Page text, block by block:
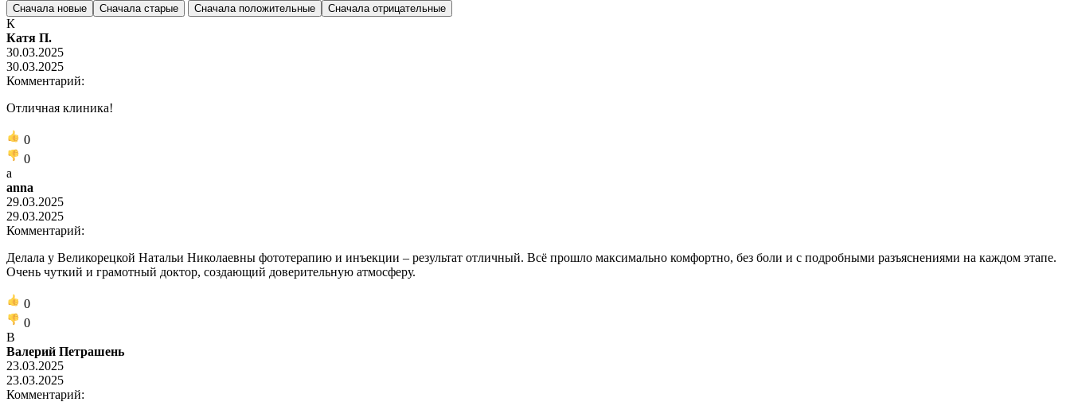
Сначала новые Сначала старые Сначала положительные Сначала отрицательные
К
Катя П.
30.03.2025
30.03.2025
Комментарий:
Отличная клиника!
0
0
a
anna
29.03.2025
29.03.2025
Комментарий:
Делала у Великорецкой Натальи Николаевны фототерапию и инъекции – результат отличный. Всё прошло максимально комфортно, без боли и с подробными разъяснениями на каждом этапе.
Очень чуткий и грамотный доктор, создающий доверительную атмосферу.
0
0
В
Валерий Петрашень
23.03.2025
23.03.2025
Комментарий: